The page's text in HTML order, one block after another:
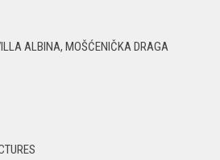
ALBINA, MOŠĆENIČKA DRAGA